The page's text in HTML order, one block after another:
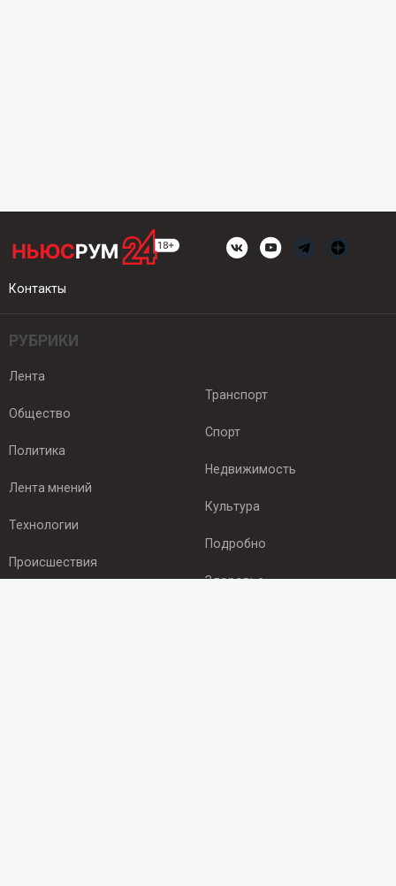
Контакты
РУБРИКИ
Лента
Общество
Политика
Лента мнений
Технологии
Происшествия
Транспорт
Спорт
Недвижимость
Культура
Подробно
Здоровье